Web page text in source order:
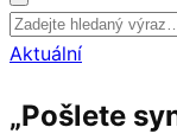
Vyhledat
Aktuální
„Pošlete